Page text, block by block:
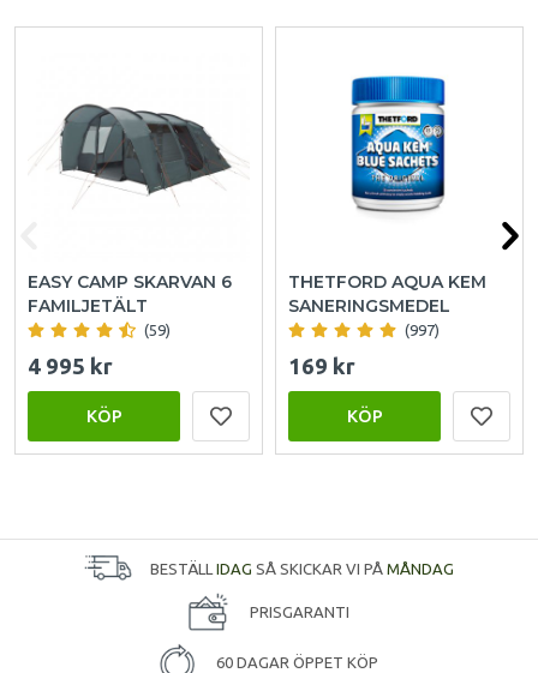
EASY CAMP SKARVAN 6
FAMILJETÄLT
(59)
4 995 kr
KÖP
THETFORD AQUA KEM
SANERINGSMEDEL
(997)
169 kr
KÖP
BESTÄLL IDAG SÅ SKICKAR VI PÅ MÅNDAG
PRISGARANTI
60 DAGAR ÖPPET KÖP